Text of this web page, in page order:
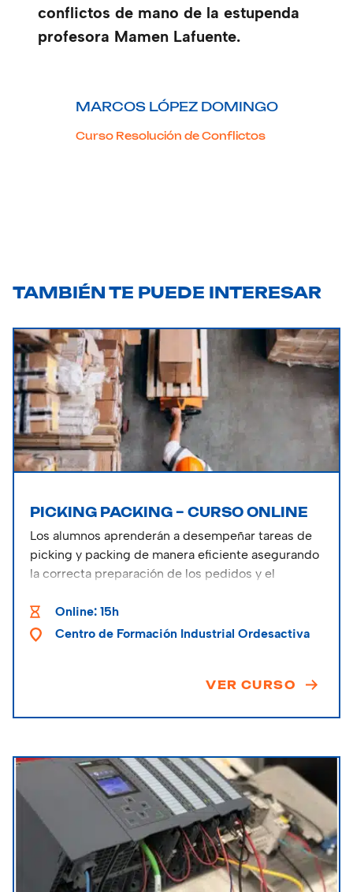
conflictos de mano de la estupenda
profesora Mamen Lafuente.
MARCOS LÓPEZ DOMINGO
Curso Resolución de Conflictos
TAMBIÉN TE PUEDE INTERESAR
PICKING PACKING – CURSO ONLINE
Los alumnos aprenderán a desempeñar tareas de
picking y packing de manera eficiente asegurando
la correcta preparación de los pedidos y el
seguridad.
Online: 15h
Centro de Formación Industrial Ordesactiva
VER CURSO